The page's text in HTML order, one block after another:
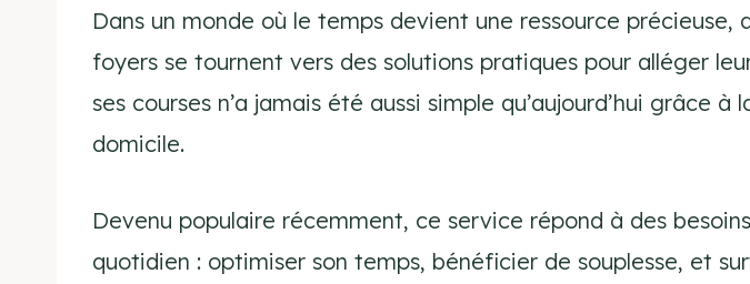
Dans un monde où le temps devient une ressource précieuse,
foyers se tournent vers des solutions pratiques pour alléger
ses courses n’a jamais été aussi simple qu’aujourd’hui grâce à
domicile.
Devenu populaire récemment, ce service répond à des
quotidien : optimiser son temps, bénéficier de souplesse, et